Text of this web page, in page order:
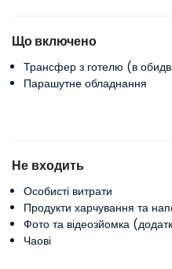
Що включено
Трансфер з готелю (в
Парашутне обладнання
Не входить
Особисті витрати
Продукти харчування та
Фото та відеозйомка
Чаові